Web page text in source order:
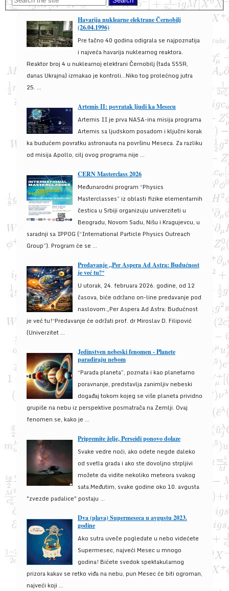
Havarija nuklearne elektrane Černobilj
(26.04.1996)
Pre tačno 40 godina odigrala se najpoznatija
i najveća havarija nuklearnog reaktora.
Reaktor broj 4 u nuklearnoj elektrani Černobilj (tada SSSR,
danas Ukrajna) izmakao je kontroli...Niko tog prolećnog jutra
25. ...
Artemis II: povratak ljudi ka Mesecu
Artemis II je prva NASA-ina misija programa
Artemis sa ljudskom posadom i ključni korak
ka budućem povratku astronauta na površinu Meseca. Za razliku
od misija Apollo, cilj ovog programa nije ...
CERN Masterclass 2026
Međunarodni program “Physics
Masterclasses” iz oblasti fizike elementarnih
čestica u Srbiji organizuju univerziteti u
Beogradu, Novom Sadu, Nišu i Kragujevcu, u
saradnji sa IPPOG (“International Particle Physics Outreach
Group”). Program će se ...
Predavanje „Per Aspera Ad Astra: Budućnost
je već tu!“
U utorak, 24. februara 2026. godine, od 12
časova, biće održano on-line predavanje pod
naslovom:„Per Aspera Ad Astra: Budućnost
je već tu!“Predavanje će održati prof. dr Miroslav D. Filipović
(Univerzitet ...
Jedinstven nebeski fenomen - Planete
paradiraju nebom
“Parada planeta”, poznata i kao planetarno
poravnanje, predstavlja zanimljiv nebeski
događaj tokom kojeg se više planeta prividno
grupiše na nebu iz perspektive posmatrača na Zemlji. Ovaj
fenomen se, kako je ...
Pripremite želje, Perseidi ponovo dolaze
Svake vedre noći, ako odete negde daleko
od svetla grada i ako ste dovoljno strpljivi
možete da vidite nekoliko meteora svakog
sata.Međutim, svake godine oko 10. avgusta
"zvezde padalice" postaju ...
Dva (plava) Supermeseca u avgustu 2023.
godine
Ako sutra uveče pogledate u nebo videćete
Supermesec, najveći Mesec u mnogo
godina! Bićete svedok spektakularnog
prizora kakav se retko viđa na nebu, pun Mesec će biti ogroman,
najveći koji ...